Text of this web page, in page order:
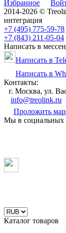
Избранное
2014-2026 ©
интеграция
+7 (495) 775-59-78
+7 (843) 211-05-04
Написать в
Написать в
Написать в
Контакты:
г. Москва, ул.
info@treolink.ru
Проложить
Мы в социальных
Каталог товаров